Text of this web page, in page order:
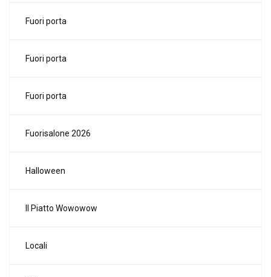
Fuori porta
Fuori porta
Fuori porta
Fuorisalone 2026
Halloween
Il Piatto Wowowow
Locali